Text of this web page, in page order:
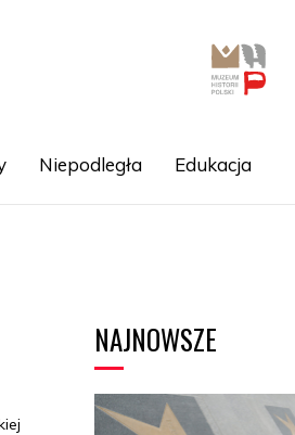
Niepodległa Edukacja
NAJNOWSZE